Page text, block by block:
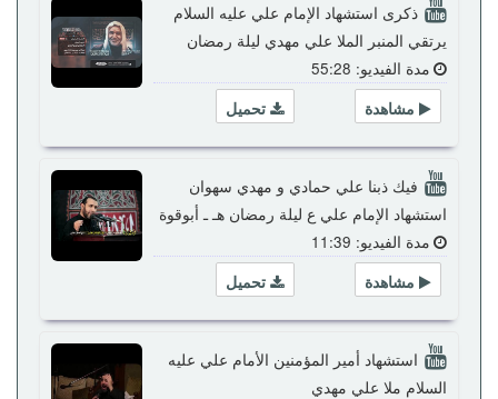
ذكرى استشهاد الإمام علي عليه السلام
يرتقي المنبر الملا علي مهدي ليلة رمضان
مدة الفيديو: 55:28
تحميل
مشاهدة
فيك ذبنا علي حمادي و مهدي سهوان
استشهاد الإمام علي ع ليلة رمضان هـ ـ أبوقوة
مدة الفيديو: 11:39
تحميل
مشاهدة
استشهاد أمير المؤمنين الأمام علي عليه
السلام ملا علي مهدي